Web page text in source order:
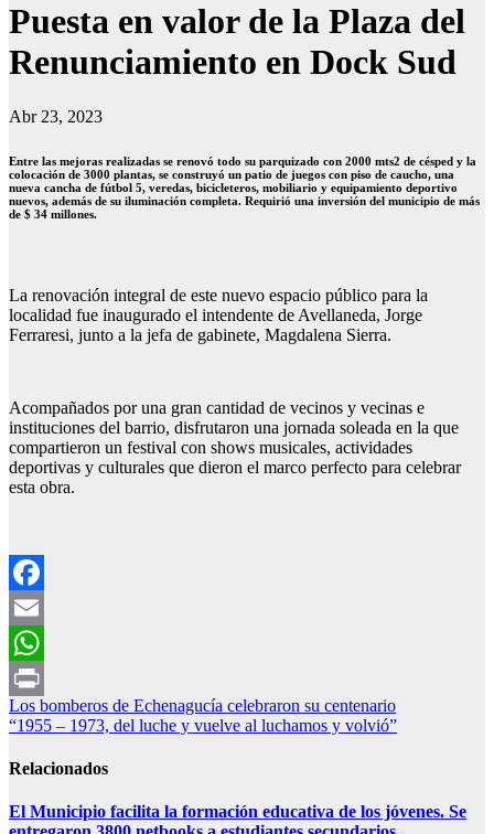
Puesta en valor de la Plaza del
Renunciamiento en Dock Sud
Abr 23, 2023
Entre las mejoras realizadas se renovó todo su parquizado con 2000 mts2 de césped y la
colocación de 3000 plantas, se construyó un patio de juegos con piso de caucho, una
nueva cancha de fútbol 5, veredas, bicicleteros, mobiliario y equipamiento deportivo
nuevos, además de su iluminación completa. Requirió una inversión del municipio de más
de $ 34 millones.
La renovación integral de este nuevo espacio público para la
localidad fue inaugurado el intendente de Avellaneda, Jorge
Ferraresi, junto a la jefa de gabinete, Magdalena Sierra.
Acompañados por una gran cantidad de vecinos y vecinas e
instituciones del barrio, disfrutaron una jornada soleada en la que
compartieron un festival con shows musicales, actividades
deportivas y culturales que dieron el marco perfecto para celebrar
esta obra.
Facebook
Email
WhatsApp
Print
Navegación
de
entradas
Los bomberos de Echenagucía celebraron su centenario
“1955 – 1973, del luche y vuelve al luchamos y volvió”
Relacionados
El Municipio facilita la formación educativa de los jóvenes. Se